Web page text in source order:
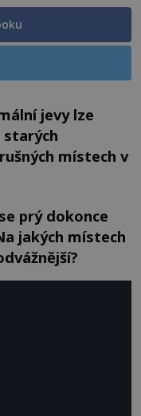
jevy lze
starých
místech v
prý dokonce
jakých místech